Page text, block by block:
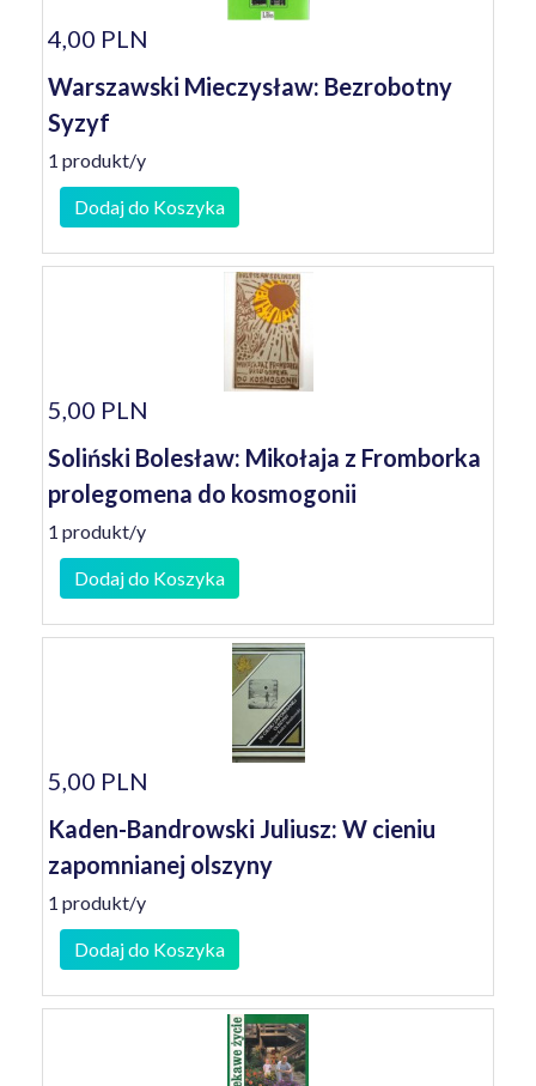
4,00 PLN
Warszawski Mieczysław: Bezrobotny
Syzyf
1 produkt/y
Dodaj do Koszyka
5,00 PLN
Soliński Bolesław: Mikołaja z Fromborka
prolegomena do kosmogonii
1 produkt/y
Dodaj do Koszyka
5,00 PLN
Kaden-Bandrowski Juliusz: W cieniu
zapomnianej olszyny
1 produkt/y
Dodaj do Koszyka